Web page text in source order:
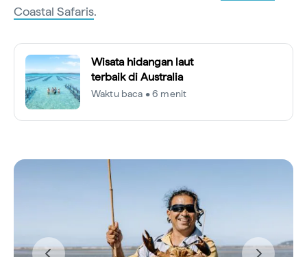
Coastal Safaris.
Wisata hidangan laut
terbaik di Australia
Waktu baca • 6 menit